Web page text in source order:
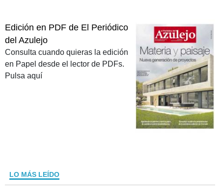
Edición en PDF de El Periódico
del Azulejo
Consulta cuando quieras la edición
en Papel desde el lector de PDFs.
Pulsa aquí
LO MÁS LEÍDO